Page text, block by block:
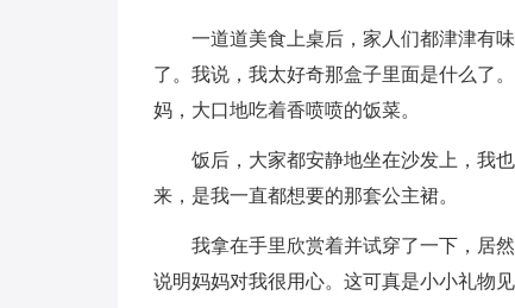
一道道美食上桌后，家人们都津津有
了。我说，我太好奇那盒子里面是什么了
妈，大口地吃着香喷喷的饭菜。
饭后，大家都安静地坐在沙发上，我
来，是我一直都想要的那套公主裙。
我拿在手里欣赏着并试穿了一下，居
说明妈妈对我很用心。这可真是小小礼物见